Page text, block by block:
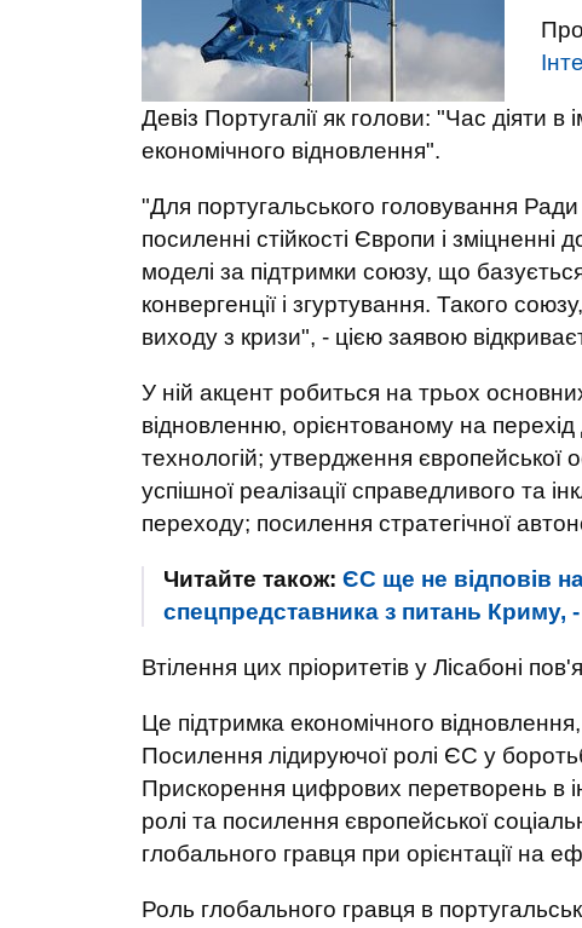
Девіз Португалії як голови: "Час діяти
економічного відновлення".
"Для португальського головування
посиленні стійкості Європи і зміцненні
моделі за підтримки союзу, що
конвергенції і згуртування. Такого
виходу з кризи", - цією заявою
У ній акцент робиться на трьох
відновленню, орієнтованому на
технологій; утвердження європейської
успішної реалізації справедливого та
переходу; посилення стратегічної
Читайте також: ЄС ще не відповів
спецпредставника з питань Криму,
Втілення цих пріоритетів у Лісабоні
Це підтримка економічного
Посилення лідируючої ролі ЄС у
Прискорення цифрових перетворень в
ролі та посилення європейської
глобального гравця при орієнтації на
Роль глобального гравця в